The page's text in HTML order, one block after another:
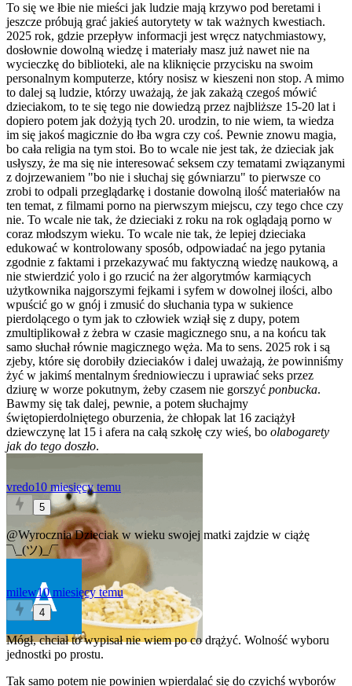
To się we łbie nie mieści jak ludzie mają krzywo pod beretami i
jeszcze próbują grać jakieś autorytety w tak ważnych kwestiach.
2025 rok, gdzie przepływ informacji jest wręcz natychmiastowy,
dosłownie dowolną wiedzę i materiały masz już nawet nie na
wycieczkę do biblioteki, ale na kliknięcie przycisku na swoim
personalnym komputerze, który nosisz w kieszeni non stop. A mimo
to dalej są ludzie, którzy uważają, że jak zakażą czegoś mówić
dzieciakom, to te się tego nie dowiedzą przez najbliższe 15-20 lat i
dopiero potem jak dożyją tych 20. urodzin, to nie wiem, ta wiedza
im się jakoś magicznie do łba wgra czy coś. Pewnie znowu magia,
bo cała religia na tym stoi. Bo to wcale nie jest tak, że dzieciak jak
usłyszy, że ma się nie interesować seksem czy tematami związanymi
z dojrzewaniem "bo nie i słuchaj się gówniarzu" to pierwsze co
zrobi to odpali przeglądarkę i dostanie dowolną ilość materiałów na
ten temat, z filmami porno na pierwszym miejscu, czy tego chce czy
nie. To wcale nie tak, że dzieciaki z roku na rok oglądają porno w
coraz młodszym wieku. To wcale nie tak, że lepiej dzieciaka
edukować w kontrolowany sposób, odpowiadać na jego pytania
zgodnie z faktami i przekazywać mu faktyczną wiedzę naukową, a
nie stwierdzić yolo i go rzucić na żer algorytmów karmiących
użytkownika najgorszymi fejkami i syfem w dowolnej ilości, albo
wpuścić go w gnój i zmusić do słuchania typa w sukience
pierdolącego o tym jak to człowiek wziął się z dupy, potem
zmultiplikował z żebra w czasie magicznego snu, a na końcu tak
samo słuchał równie magicznego węża. Ma to sens. 2025 rok i są
zjeby, które się dorobiły dzieciaków i dalej uważają, że powinniśmy
żyć w jakimś mentalnym średniowieczu i uprawiać seks przez
dziurę w worze pokutnym, żeby czasem nie gorszyć ponbucka.
Bawmy się tak dalej, pewnie, a potem słuchajmy
świętopierdolniętego oburzenia, że chłopak lat 16 zaciążył
dziewczynę lat 15 i afera na całą szkołę czy wieś, bo olabogarety
jak do tego doszło.
vredo10 miesięcy temu
5
@WyroczniaDzieciak w wieku swojej matki zajdzie w ciążę
¯\_(ツ)_/¯
milew10 miesięcy temu
4
Mógł, chciał to wypisał nie wiem po co drążyć. Wolność wyboru
jednostki po prostu.
Tak samo potem nie powinien wpierdalać się do czyichś wyborów